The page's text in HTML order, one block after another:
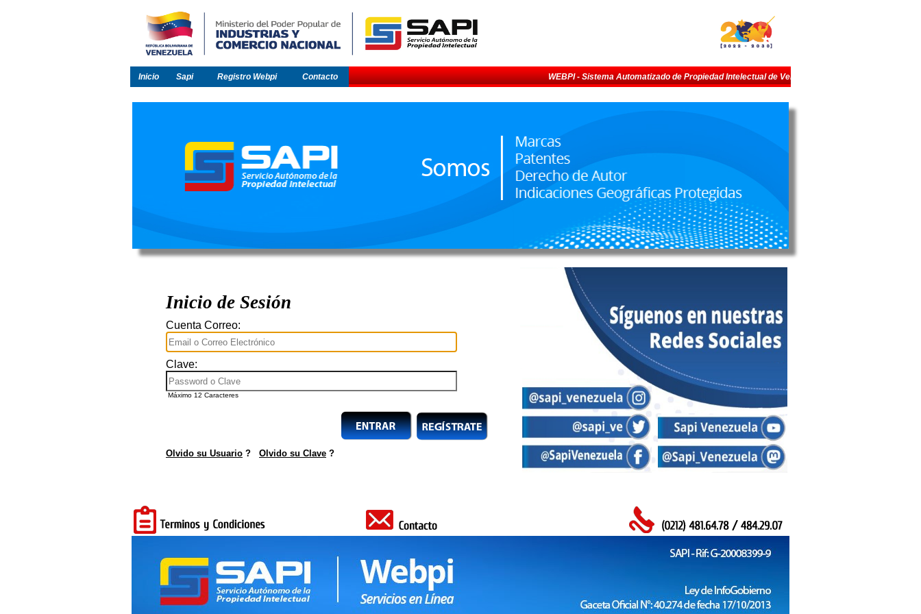
Inicio Sapi Registro Webpi Contacto WEBPI - Sistema Automatizado de Propiedad Intelectual de Venezuela Horario
Inicio de Sesión
Cuenta Correo:
Clave:
Máximo 12 Caracteres
Olvido su Usuario ? Olvido su Clave ?